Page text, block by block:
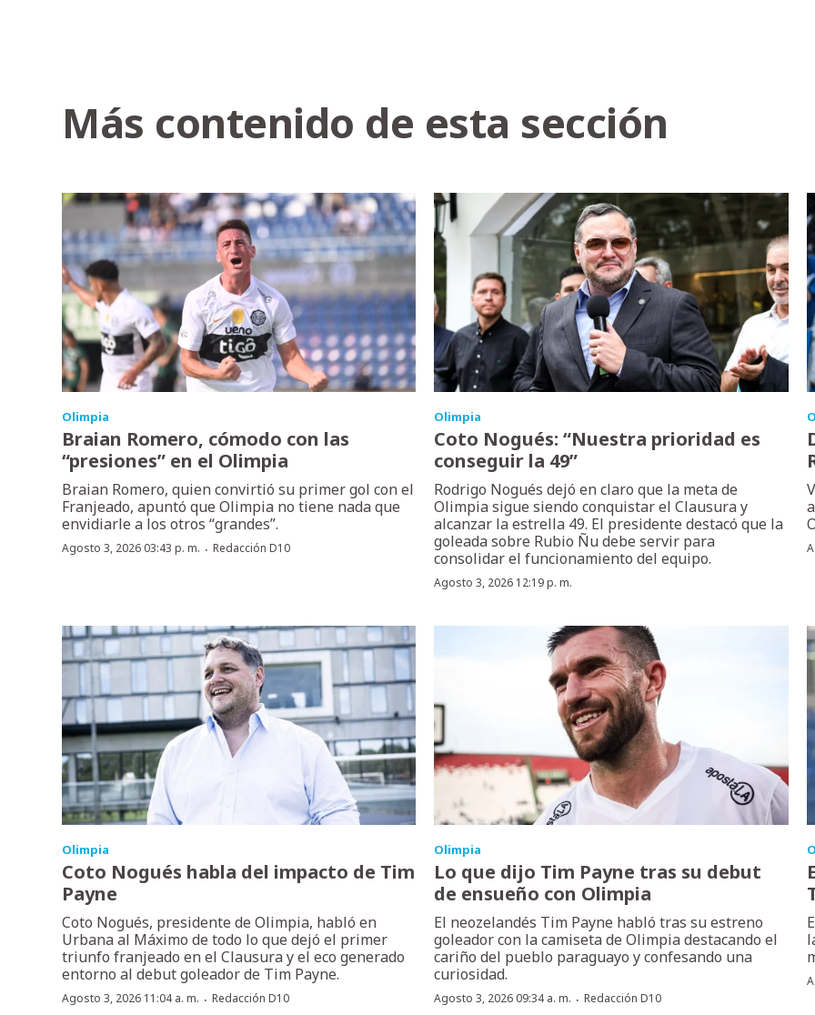
Más contenido de esta sección
Olimpia
Braian Romero, cómodo con las
“presiones” en el Olimpia
Braian Romero, quien convirtió su primer gol con el
Franjeado, apuntó que Olimpia no tiene nada que
envidiarle a los otros “grandes”.
Agosto 3, 2026 03:43 p. m. · Redacción D10
Olimpia
Coto Nogués: “Nuestra prioridad es
conseguir la 49”
Rodrigo Nogués dejó en claro que la meta de
Olimpia sigue siendo conquistar el Clausura y
alcanzar la estrella 49. El presidente destacó que la
goleada sobre Rubio Ñu debe servir para
consolidar el funcionamiento del equipo.
Agosto 3, 2026 12:19 p. m.
Olimpia
Coto Nogués habla del impacto de Tim
Payne
Coto Nogués, presidente de Olimpia, habló en
Urbana al Máximo de todo lo que dejó el primer
triunfo franjeado en el Clausura y el eco generado
entorno al debut goleador de Tim Payne.
Agosto 3, 2026 11:04 a. m. · Redacción D10
Olimpia
Lo que dijo Tim Payne tras su debut
de ensueño con Olimpia
El neozelandés Tim Payne habló tras su estreno
goleador con la camiseta de Olimpia destacando el
cariño del pueblo paraguayo y confesando una
curiosidad.
Agosto 3, 2026 09:34 a. m. ·Redacción D10